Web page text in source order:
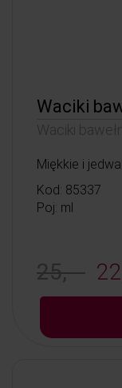
Waciki
Waciki
Miękkie i
Kod: 85337
Poj: ml
25, -